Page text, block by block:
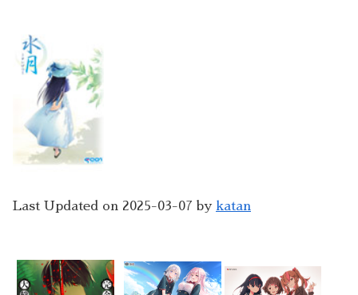
Last Updated on 2025-03-07 by katan